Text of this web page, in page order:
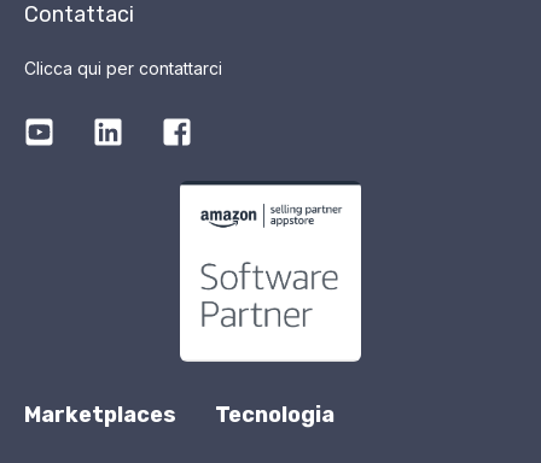
Contattaci
Clicca qui per contattarci
Marketplaces Tecnologia